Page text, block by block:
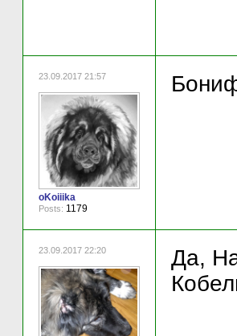
23.09.2017 21:57
oKoiiika
Posts: 1179
23.09.2017 22:20
Да,